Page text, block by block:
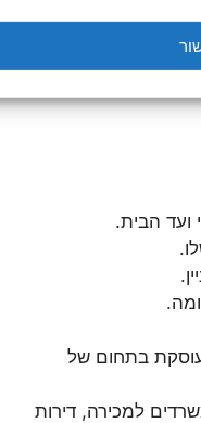
למשל לשפץ בית
הבית.
בתחום של
למכירה, דירות